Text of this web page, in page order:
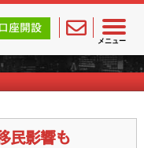
メニュー
）の無料口座開設サポ
口座開設
覧
民影響も